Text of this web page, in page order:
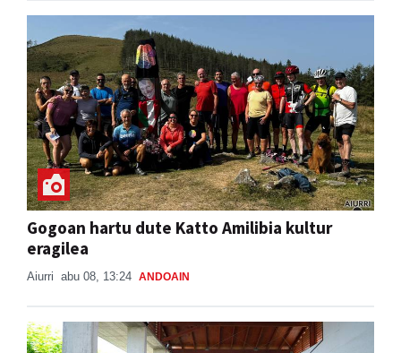
Gogoan hartu dute Katto Amilibia kultur
eragilea
Aiurri abu 08, 13:24 ANDOAIN